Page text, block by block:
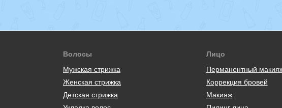
Волосы
Мужская стрижка
Женская стрижка
Детская стрижка
Лицо
Перманентный
Коррекция бровей
Макияж